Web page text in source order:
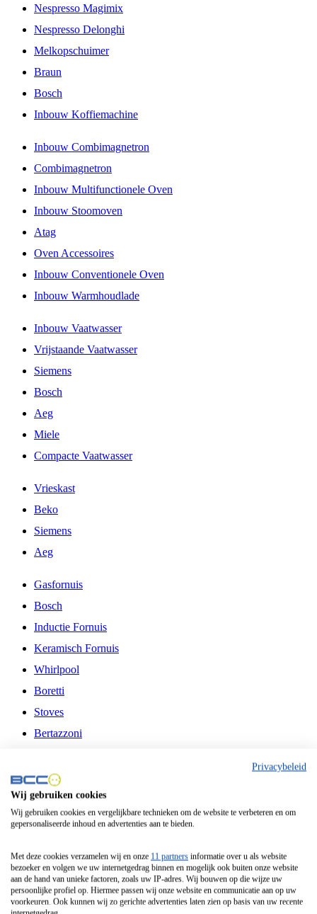
Nespresso Magimix
Nespresso Delonghi
Melkopschuimer
Braun
Bosch
Inbouw Koffiemachine
Inbouw Combimagnetron
Combimagnetron
Inbouw Multifunctionele Oven
Inbouw Stoomoven
Atag
Oven Accessoires
Inbouw Conventionele Oven
Inbouw Warmhoudlade
Inbouw Vaatwasser
Vrijstaande Vaatwasser
Siemens
Bosch
Aeg
Miele
Compacte Vaatwasser
Vrieskast
Beko
Siemens
Aeg
Gasfornuis
Bosch
Inductie Fornuis
Keramisch Fornuis
Whirlpool
Boretti
Stoves
Bertazzoni
Fitelli
Airfryer
Frituurpan
Contactgrill
Broodbakmachine
Broodrooster
Privacybeleid
Wij gebruiken cookies
Wij gebruiken cookies en vergelijkbare technieken om de website te verbeteren en om
gepersonaliseerde inhoud en advertenties aan te bieden.
Met deze cookies verzamelen wij en onze 11 partners informatie over u als website
bezoeker en volgen we uw internetgedrag binnen en mogelijk ook buiten onze website
aan de hand van unieke factoren, zoals uw IP-adres. Wij bouwen op die wijze uw
persoonlijke profiel op. Hiermee passen wij onze website en communicatie aan op uw
voorkeuren. Ook kunnen wij zo gerichte advertenties laten zien op basis van uw recente